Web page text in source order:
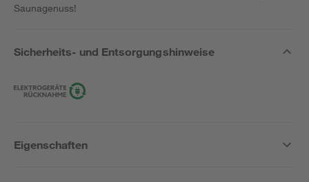
Saunagenuss!
Sicherheits- und Entsorgungshinweise
Eigenschaften